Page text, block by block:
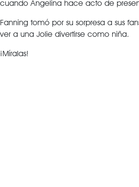
FARÁNDULA
cuando Angelina hace acto de
Fanning tomó por su sorpresa a sus
ver a una Jolie divertirse como niña.
¡Míralas!